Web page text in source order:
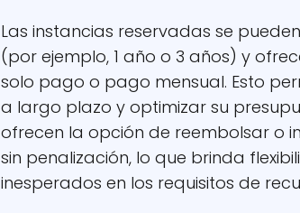
Las instancias reservadas se
(por ejemplo, 1 año o 3 años) y
solo pago o pago mensual. Esto
a largo plazo y optimizar su
ofrecen la opción de reembolsar o
sin penalización, lo que brinda
inesperados en los requisitos de